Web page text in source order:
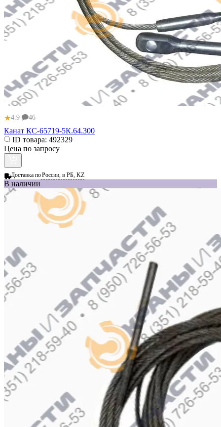
★4.9 46
Канат КС-65719-5К.64.300
ID товара: 492329
Цена по запросу
Доставка поРоссии, в РБ, KZ
В наличии